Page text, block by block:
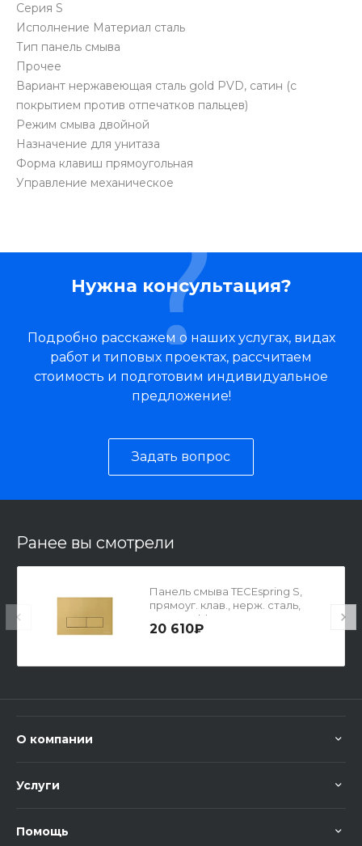
Серия S
Исполнение Материал сталь
Тип панель смыва
Прочее
Вариант нержавеющая сталь gold PVD, сатин (с
покрытием против отпечатков пальцев)
Режим смыва двойной
Назначение для унитаза
Форма клавиш прямоугольная
Управление механическое
Нужна консультация?
Подробно расскажем о наших услугах, видах
работ и типовых проектах, рассчитаем
стоимость и подготовим индивидуальное
предложение!
Задать вопрос
Ранее вы смотрели
Панель смыва TECEspring S,
прямоуг. клав., нерж. сталь,
сатин gold PVD, S240511
20 610₽
О компании
Услуги
Помощь